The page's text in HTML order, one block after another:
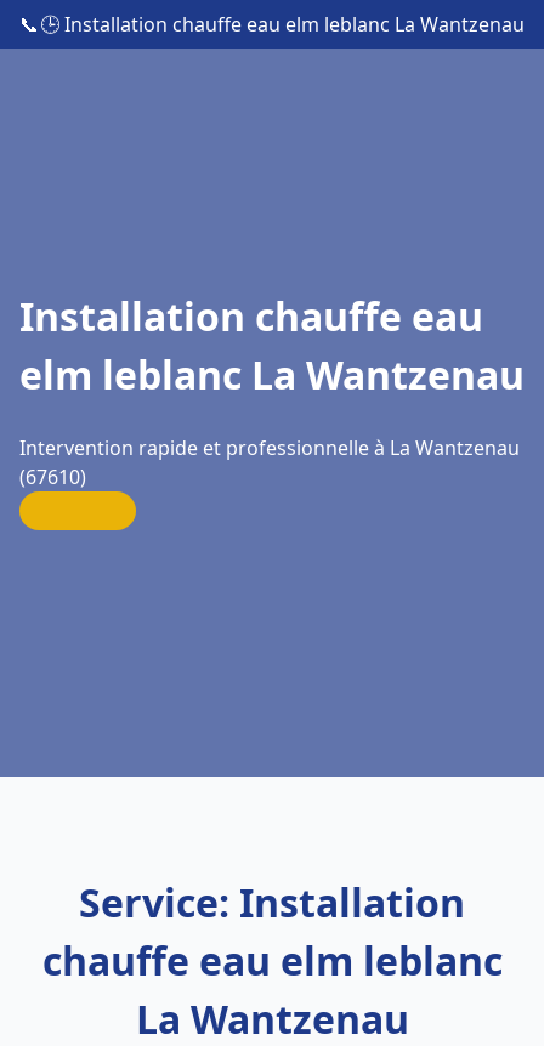
📞🕒 Installation chauffe eau elm leblanc La Wantzenau
Installation chauffe eau
elm leblanc La Wantzenau
Intervention rapide et professionnelle à La Wantzenau
(67610)
Service: Installation
chauffe eau elm leblanc
La Wantzenau